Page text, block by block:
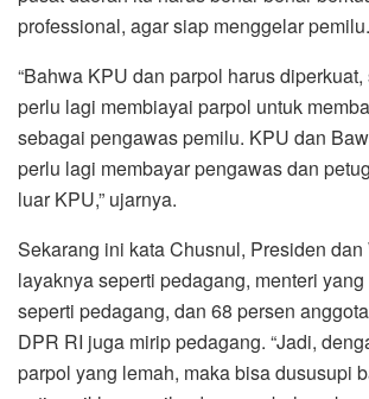
professional, agar siap menggelar pemilu.
“Bahwa KPU dan parpol harus
perlu lagi membiayai parpol untuk
sebagai pengawas pemilu. KPU dan
perlu lagi membayar pengawas dan
luar KPU,” ujarnya.
Sekarang ini kata Chusnul, Presiden dan
layaknya seperti pedagang, menteri
seperti pedagang, dan 68 persen
DPR RI juga mirip pedagang. “Jadi,
parpol yang lemah, maka bisa dususupi